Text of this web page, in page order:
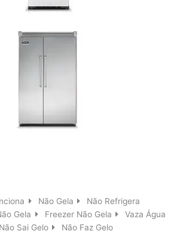
Não Gela
Não Refrigera
Gela
Freezer Não Gela
Vaza Água
Não Sai Gelo
Não Faz Gelo